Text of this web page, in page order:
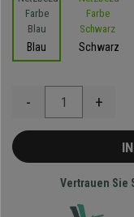
Blau Schwarz
- +
Vertrauen Sie